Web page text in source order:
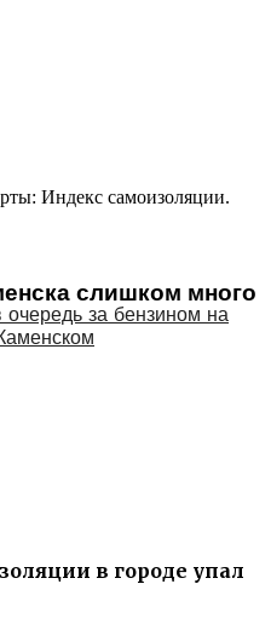
за бензином на
Индекс самоизоляции.
слишком много
в городе упал